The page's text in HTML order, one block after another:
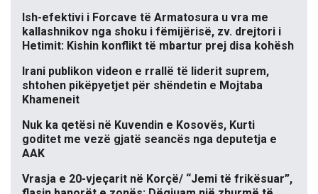
Ish-efektivi i Forcave të Armatosura u vra me
kallashnikov nga shoku i fëmijërisë, zv. drejtori i
Hetimit: Kishin konflikt të mbartur prej disa kohësh
Irani publikon videon e rrallë të liderit suprem,
shtohen pikëpyetjet për shëndetin e Mojtaba
Khameneit
Nuk ka qetësi në Kuvendin e Kosovës, Kurti
goditet me vezë gjatë seancës nga deputetja e
AAK
Vrasja e 20-vjeçarit në Korçë/ “Jemi të frikësuar”,